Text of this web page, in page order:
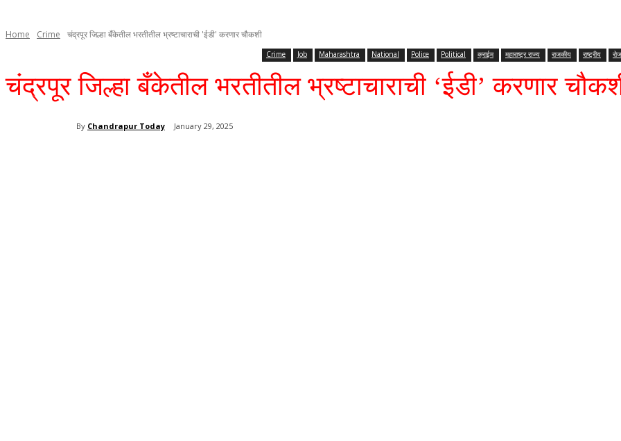
Home Crime चंद्रपूर जिल्हा बँकेतील भरतीतील भ्रष्टाचाराची 'ईडी' करणार चौकशी
Crime Job Maharashtra National Police Political क्राईम महाराष्ट्र राज्य राजकीय राष्ट्रीय
चंद्रपूर जिल्हा बँकेतील भरतीतील भ्रष्टाचाराची ‘ईडी’ करणार
By Chandrapur Today January 29, 2025